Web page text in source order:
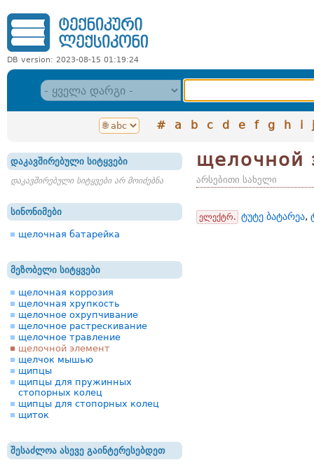
DB version: 2023-08-15 01:19:24
# a b c d e f g h i j
დაკავშირებული სიტყვები
დაკავშირებული სიტყვები არ მოიძებნა
სინონიმები
щелочная батарейка
მეზობელი სიტყვები
щелочная коррозия
щелочная хрупкость
щелочное охрупчивание
щелочное растрескивание
щелочное травление
щелочной элемент
щелчок мышью
щипцы
щипцы для пружинных
стопорных колец
щипцы для стопорных колец
щиток
შესაძლოა ასევე გაინტერესებდეთ
щелочной
არსებითი სახელი
ელექტრ. ტუტე ბატარეა,